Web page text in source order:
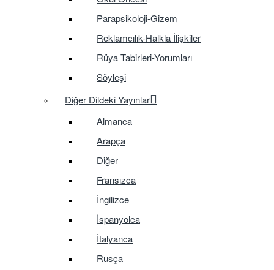
Parapsikoloji-Gizem
Reklamcılık-Halkla İlişkiler
Rüya Tabirleri-Yorumları
Söyleşi
Diğer Dildeki Yayınlar
Almanca
Arapça
Diğer
Fransızca
İngilizce
İspanyolca
İtalyanca
Rusça